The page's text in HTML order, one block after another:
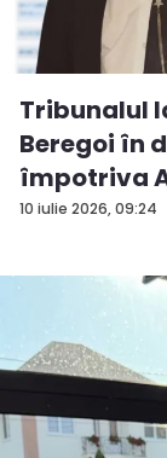
10 iulie 2026, 09:24
Tribunalul
Beregoi în
împotriva